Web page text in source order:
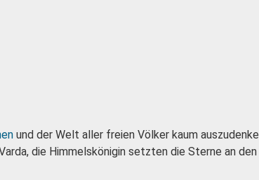
und der Welt aller freien Völker kaum
die Himmelskönigin setzten die Sterne an